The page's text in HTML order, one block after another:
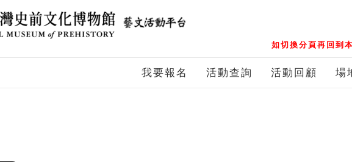
如切換分頁再回到
我要報名 活動查詢 活動回顧 場